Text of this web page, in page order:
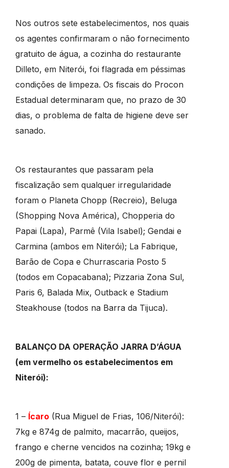
Nos outros sete estabelecimentos, nos quais
os agentes confirmaram o não fornecimento
gratuito de água, a cozinha do restaurante
Dilleto, em Niterói, foi flagrada em péssimas
condições de limpeza. Os fiscais do Procon
Estadual determinaram que, no prazo de 30
dias, o problema de falta de higiene deve ser
sanado.
Os restaurantes que passaram pela
fiscalização sem qualquer irregularidade
foram o Planeta Chopp (Recreio), Beluga
(Shopping Nova América), Chopperia do
Papai (Lapa), Parmê (Vila Isabel); Gendai e
Carmina (ambos em Niterói); La Fabrique,
Barão de Copa e Churrascaria Posto 5
(todos em Copacabana); Pizzaria Zona Sul,
Paris 6, Balada Mix, Outback e Stadium
Steakhouse (todos na Barra da Tijuca).
BALANÇO DA OPERAÇÃO JARRA D’ÁGUA
(em vermelho os estabelecimentos em
Niterói):
1 – Ícaro (Rua Miguel de Frias, 106/Niterói):
7kg e 874g de palmito, macarrão, queijos,
frango e cherne vencidos na cozinha; 19kg e
200g de pimenta, batata, couve flor e pernil